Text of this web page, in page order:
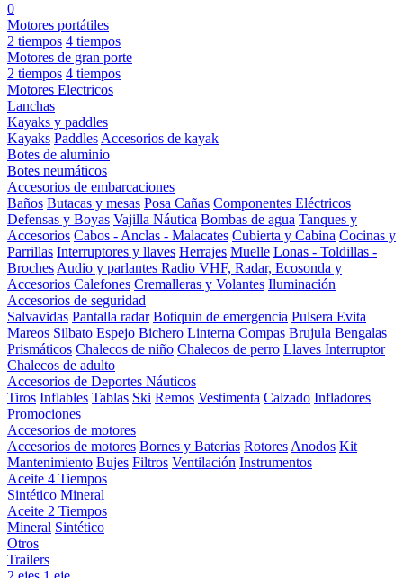
0
Motores portátiles
2 tiempos 4 tiempos
Motores de gran porte
2 tiempos 4 tiempos
Motores Electricos
Lanchas
Kayaks y paddles
Kayaks Paddles Accesorios de kayak
Botes de aluminio
Botes neumáticos
Accesorios de embarcaciones
Baños Butacas y mesas Posa Cañas Componentes Eléctricos
Defensas y Boyas Vajilla Náutica Bombas de agua Tanques y
Accesorios Cabos - Anclas - Malacates Cubierta y Cabina Cocinas y
Parrillas Interruptores y llaves Herrajes Muelle Lonas - Toldillas -
Broches Audio y parlantes Radio VHF, Radar, Ecosonda y
Accesorios Calefones Cremalleras y Volantes Iluminación
Accesorios de seguridad
Salvavidas Pantalla radar Botiquin de emergencia Pulsera Evita
Mareos Silbato Espejo Bichero Linterna Compas Brujula Bengalas
Prismáticos Chalecos de niño Chalecos de perro Llaves Interruptor
Chalecos de adulto
Accesorios de Deportes Náuticos
Tiros Inflables Tablas Ski Remos Vestimenta Calzado Infladores
Promociones
Accesorios de motores
Accesorios de motores Bornes y Baterias Rotores Anodos Kit
Mantenimiento Bujes Filtros Ventilación Instrumentos
Aceite 4 Tiempos
Sintético Mineral
Aceite 2 Tiempos
Mineral Sintético
Otros
Trailers